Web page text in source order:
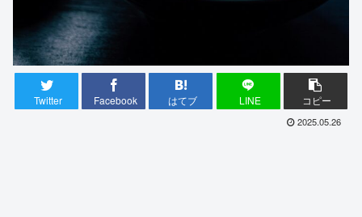
Twitter Facebook はてブ LINE コピー
2025.05.26